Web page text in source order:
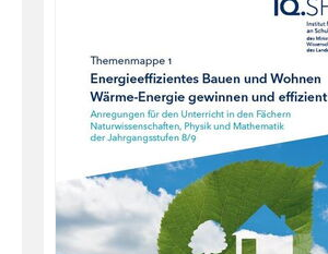
Unterrichts-, Personal-,
Unterrichtsfächer
Bilingualer Unterricht
Biologie
Darstellendes Spiel
Dänisch
Deutsch